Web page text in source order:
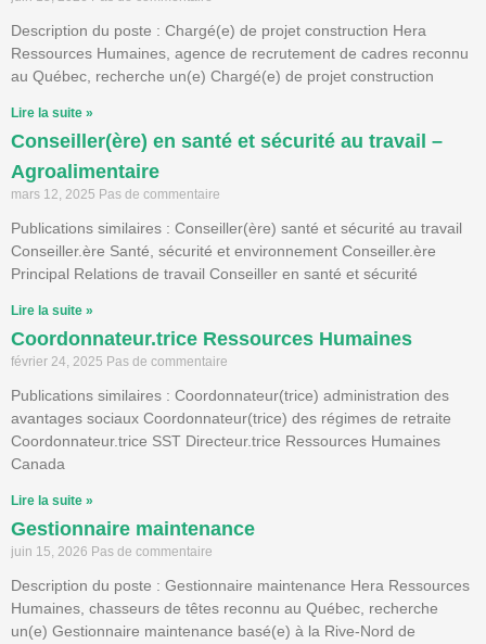
Description du poste : Chargé(e) de projet construction Hera
Ressources Humaines, agence de recrutement de cadres reconnu
au Québec, recherche un(e) Chargé(e) de projet construction
Lire la suite »
Conseiller(ère) en santé et sécurité au travail –
Agroalimentaire
mars 12, 2025 Pas de commentaire
Publications similaires : Conseiller(ère) santé et sécurité au travail
Conseiller.ère Santé, sécurité et environnement Conseiller.ère
Principal Relations de travail Conseiller en santé et sécurité
Lire la suite »
Coordonnateur.trice Ressources Humaines
février 24, 2025 Pas de commentaire
Publications similaires : Coordonnateur(trice) administration des
avantages sociaux Coordonnateur(trice) des régimes de retraite
Coordonnateur.trice SST Directeur.trice Ressources Humaines
Canada
Lire la suite »
Gestionnaire maintenance
juin 15, 2026 Pas de commentaire
Description du poste : Gestionnaire maintenance Hera Ressources
Humaines, chasseurs de têtes reconnu au Québec, recherche
un(e) Gestionnaire maintenance basé(e) à la Rive-Nord de